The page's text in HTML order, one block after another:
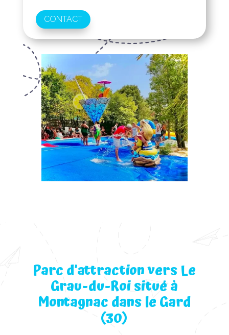
CONTACT
Parc d’attraction vers Le
Grau-du-Roi situé à
Montagnac dans le Gard
(30)